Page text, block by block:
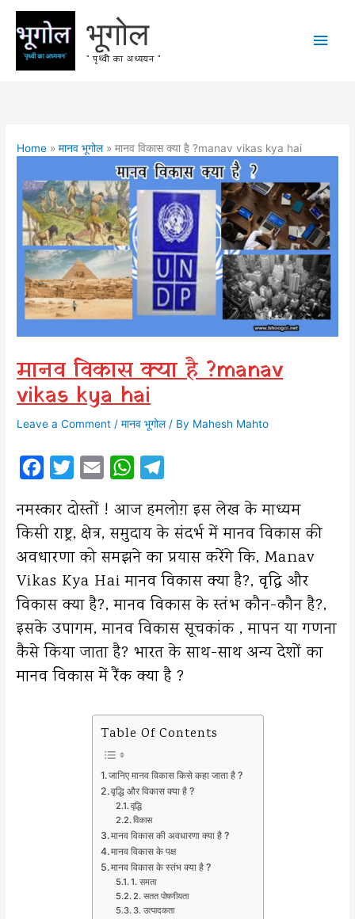
Skip
content
भूगोल
" पृथ्वी का अध्ययन "
Main
Home मानव भूगोल मानव विकास क्या है ?manav vikas kya hai
मानव विकास क्या है ?manav
vikas kya hai
Leave a Comment /मानव भूगोल/ By Mahesh Mahto
c
e
b
o
o
k
i
t
e
r
a
l
W
a
t
s
A
p
p
l
e
g
r
a
m
नमस्कार दोस्तों ! आज हमलोग़ इस लेख के माध्यम
किसी राष्ट्र, क्षेत्र, समुदाय के संदर्भ में मानव विकास की
अवधारणा को समझने का प्रयास करेंगे कि, Manav
Vikas Kya Hai मानव विकास क्या है?, वृद्धि और
विकास क्या है?, मानव विकास के स्तंभ कौन-कौन है?,
इसके उपागम, मानव विकास सूचकांक , मापन या गणना
कैसे किया जाता है? भारत के साथ-साथ अन्य देशों का
मानव विकास में रैंक क्या है ?
Table Of Contents
जानिए मानव विकास किसे कहा जाता है ?
वृद्धि और विकास क्या है ?
वृद्धि
विकास
मानव विकास की अवधारणा क्या है ?
मानव विकास के पक्ष
मानव विकास के स्तंभ क्या है ?
1. समता
2. सतत पोषणीयता
3. उत्पादकता